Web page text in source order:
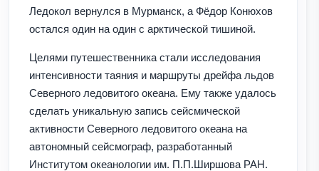
Ледокол вернулся в Мурманск, а Фёдор Конюхов
остался один на один с арктической тишиной.
Целями путешественника стали исследования
интенсивности таяния и маршруты дрейфа льдов
Северного ледовитого океана. Ему также удалось
сделать уникальную запись сейсмической
активности Северного ледовитого океана на
автономный сейсмограф, разработанный
Институтом океанологии им. П.П.Ширшова РАН.